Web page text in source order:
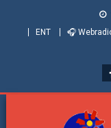
ENT
🎧